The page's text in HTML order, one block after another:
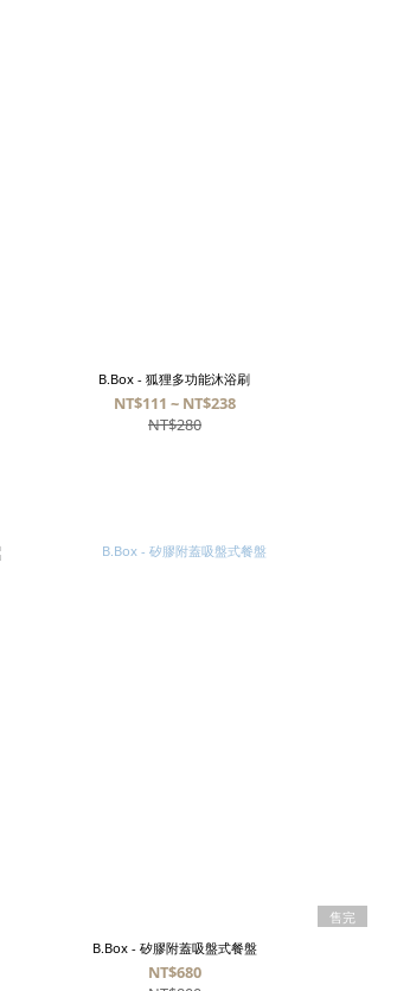
B.Box - 狐狸多功能沐浴刷
NT$111 ~ NT$238
NT$280
售完
B.Box - 矽膠附蓋吸盤式餐盤
NT$680